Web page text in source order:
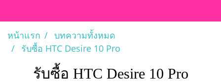
หน้าแรก
บทความทั้งหมด
รับซื้อ HTC Desire 10 Pro
รับซื้อ HTC Desire 10 Pro